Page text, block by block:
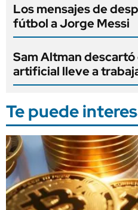
Los mensajes de
fútbol a Jorge Messi
Sam Altman
artificial lleve a
Te puede